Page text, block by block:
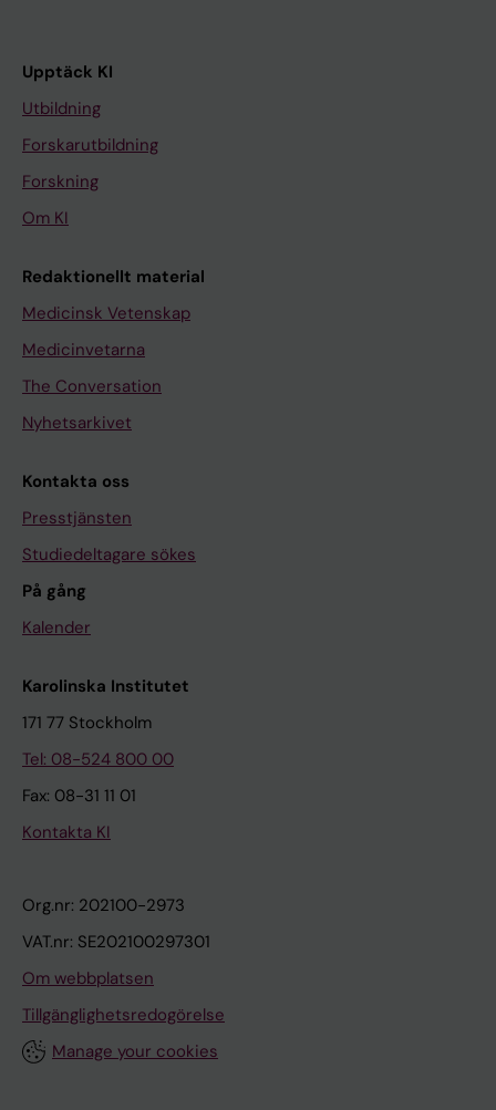
Upptäck KI
Utbildning
Forskarutbildning
Forskning
Om KI
Redaktionellt material
Medicinsk Vetenskap
Medicinvetarna
The Conversation
Nyhetsarkivet
Kontakta oss
Presstjänsten
Studiedeltagare sökes
På gång
Kalender
Karolinska Institutet
171 77 Stockholm
Tel: 08-524 800 00
Fax: 08-31 11 01
Kontakta KI
Org.nr: 202100-2973
VAT.nr: SE202100297301
Om webbplatsen
Tillgänglighetsredogörelse
Manage your cookies